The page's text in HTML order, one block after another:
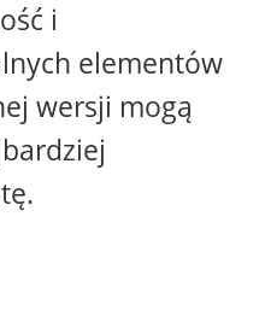
i
elementów
wersji mogą